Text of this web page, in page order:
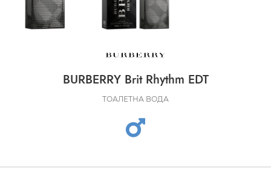
BURBERRY Brit Rhythm EDT
ТОАЛЕТНА ВОДА